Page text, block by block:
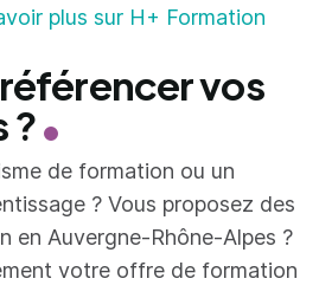
plus sur H+ Formation
vos
?
de formation ou un
? Vous proposez des
en Auvergne-Rhône-Alpes ?
votre offre de formation